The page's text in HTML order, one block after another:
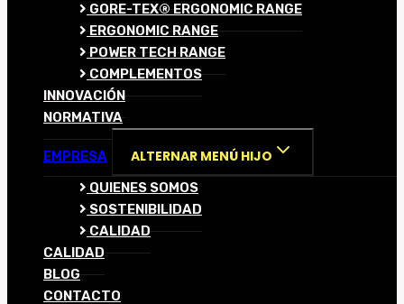
GORE-TEX® ERGONOMIC RANGE
ERGONOMIC RANGE
POWER TECH RANGE
COMPLEMENTOS
INNOVACIÓN
NORMATIVA
EMPRESA ALTERNAR MENÚ HIJO
QUIENES SOMOS
SOSTENIBILIDAD
CALIDAD
CALIDAD
BLOG
CONTACTO